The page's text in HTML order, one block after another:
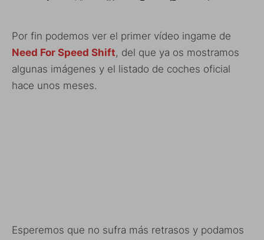
Por fin podemos ver el primer vídeo ingame de
Need For Speed Shift, del que ya os mostramos
algunas imágenes y el listado de coches oficial
hace unos meses.
Esperemos que no sufra más retrasos y podamos